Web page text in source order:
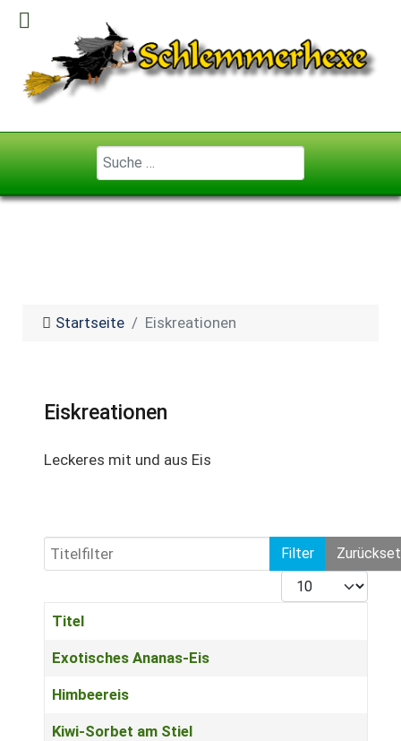
Geben Sie ...
Startseite Eiskreationen
Eiskreationen
Leckeres mit und aus Eis
Titelfilter Filter
Anzeige #
Beiträge
Titel
Exotisches Ananas-Eis
Himbeereis
Kiwi-Sorbet am Stiel